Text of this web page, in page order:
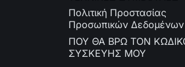
Πολιτική Προστασίας
Προσωπικών Δεδομένων
ΠΟΥ ΘΑ ΒΡΩ ΤΟΝ
ΣΥΣΚΕΥΗΣ ΜΟΥ